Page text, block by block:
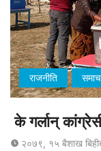
राजनीति
के गर्लान्
२०७९, १५ बैशाख